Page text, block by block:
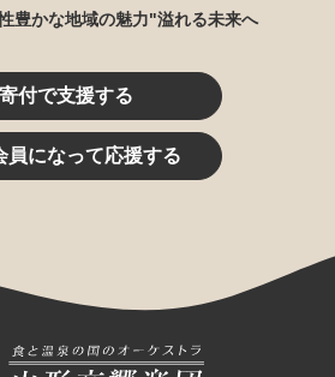
豊かな地域の魅力"溢れる未来へ
寄付で支援する
員になって応援する